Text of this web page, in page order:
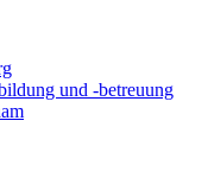
und -betreuung